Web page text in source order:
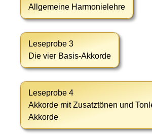
Allgemeine Harmonielehre
Leseprobe 3
Die vier Basis-Akkorde
Leseprobe 4
Akkorde mit Zusatztönen und
Akkorde